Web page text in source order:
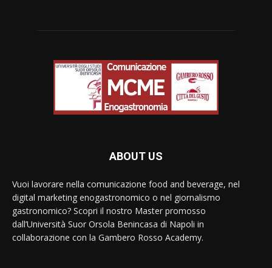
ABOUT US
Vuoi lavorare nella comunicazione food and beverage, nel
digital marketing enogastronomico o nel giornalismo
gastronomico? Scopri il nostro Master promosso
dall’Università Suor Orsola Benincasa di Napoli in
collaborazione con la Gambero Rosso Academy.